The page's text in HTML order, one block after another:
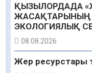
ҚЫЗЫЛОРДАДА
ЭКОЛОГИЯЛЫҚ
08.08.2026
Жер ресурстары